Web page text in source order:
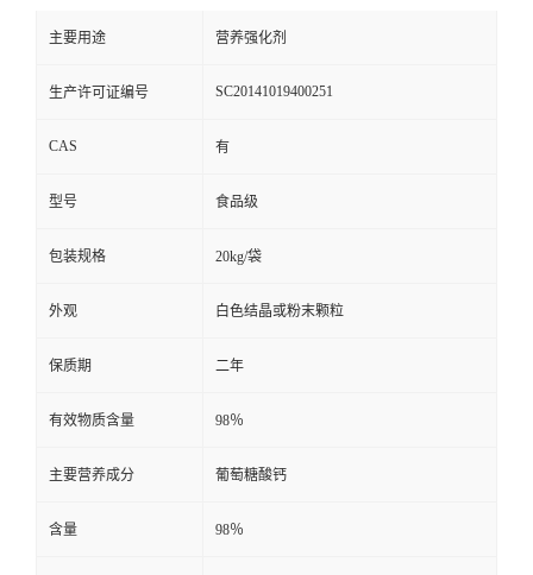
主要用途 营养强化剂
生产许可证编号 SC20141019400251
CAS 有
型号 食品级
包装规格 20kg/袋
外观 白色结晶或粉末颗粒
保质期 二年
有效物质含量 98％
主要营养成分 葡萄糖酸钙
含量 98％